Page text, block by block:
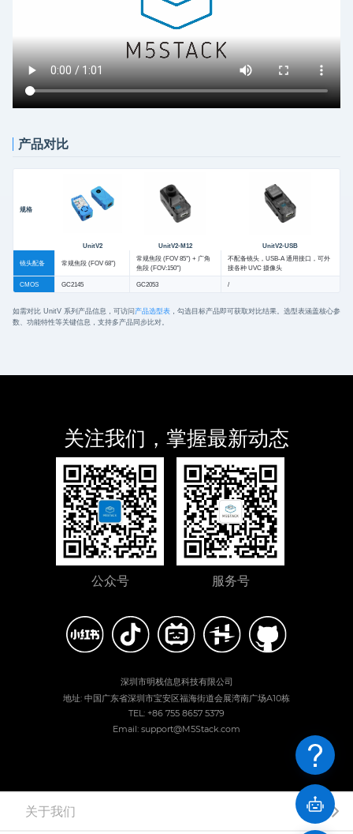
产品对比
规格
UnitV2 UnitV2-M12 UnitV2-USB
镜头配备 常规焦段 (FOV 68°)
常规焦段 (FOV 85°) + 广角
焦段 (FOV:150°)
不配备镜头，USB-A 通用接口，可外
接各种 UVC 摄像头
CMOS GC2145 GC2053 /
如需对比 UnitV 系列产品信息，可访问产品选型表，勾选目标产品即可获取对比结果。选型表涵盖核心参
数、功能特性等关键信息，支持多产品同步比对。
关注我们，掌握最新动态
公众号 服务号
深圳市明栈信息科技有限公司
地址: 中国广东省深圳市宝安区福海街道会展湾南广场A10栋
TEL: +86 755 8657 5379
Email: support@M5Stack.com
关于我们